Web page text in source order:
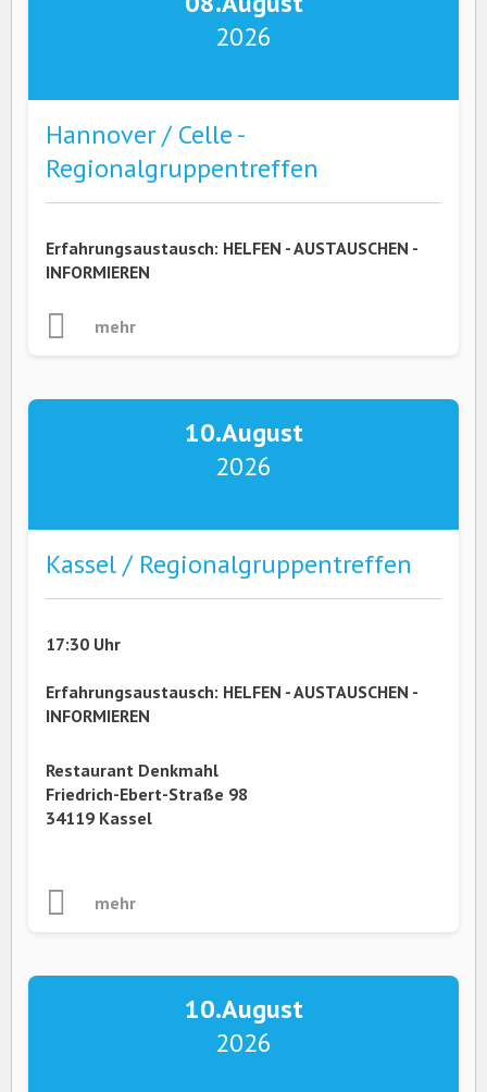
2026
Hannover / Celle -
Regionalgruppentreffen
Erfahrungsaustausch: HELFEN - AUSTAUSCHEN -
INFORMIEREN
mehr
10.August
2026
Kassel / Regionalgruppentreffen
17:30 Uhr
Erfahrungsaustausch: HELFEN - AUSTAUSCHEN -
INFORMIEREN
Restaurant Denkmahl
Friedrich-Ebert-Straße 98
34119 Kassel
mehr
10.August
2026